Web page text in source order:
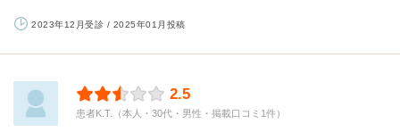
2023年12月受診 / 2025年01月投稿
2.5
患者K.T.（本人・30代・男性・掲載口コミ1件）